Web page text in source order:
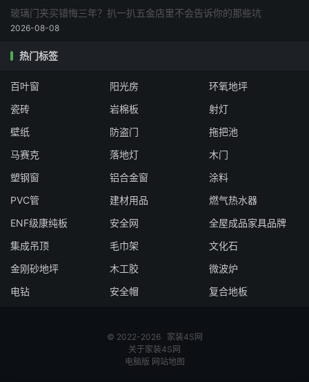
玻璃门夹买错悔三年？扒一扒五金店里不会告诉你的那些坑
2026-08-08
热门标签
百叶窗 阳光房
环氧地坪
瓷砖
岩棉板
射灯
壁纸
防盗门
拖把池
马赛克
落地灯
木门
塑钢窗
铝合金窗
涂料
PVC管
建材用品
燃气热水器
ENF级康纯板
安全网
全屋成品家具品牌
集成吊顶
毛巾架
文化石
金刚砂地坪
木工胶
微波炉
电钻
安全帽 复合地板
© 2022-2026 家装4S网
关于家装4S网
电脑版 网站地图